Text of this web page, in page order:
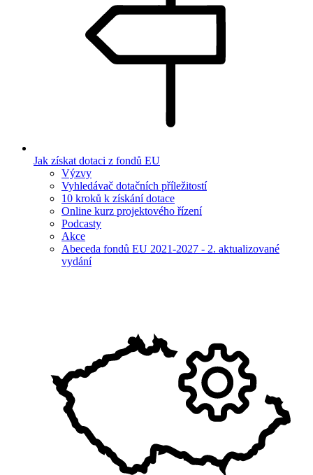
Jak získat dotaci z fondů EU
Výzvy
Vyhledávač dotačních příležitostí
10 kroků k získání dotace
Online kurz projektového řízení
Podcasty
Akce
Abeceda fondů EU 2021-2027 - 2. aktualizované
vydání